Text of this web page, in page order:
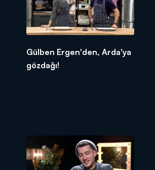
Gülben Ergen'den, Arda'ya
gözdağı!